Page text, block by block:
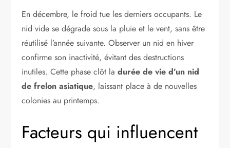
En décembre, le froid tue les derniers occupants. Le
nid vide se dégrade sous la pluie et le vent, sans être
réutilisé l’année suivante. Observer un nid en hiver
confirme son inactivité, évitant des destructions
inutiles. Cette phase clôt ladurée de vie d’un nid
de frelon asiatique, laissant place à de nouvelles
colonies au printemps.
Facteurs qui influencent